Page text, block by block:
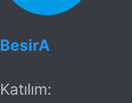
BesirA
Katılım